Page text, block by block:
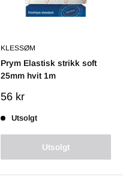
KLESSØM
Prym Elastisk strikk soft
25mm hvit 1m
Salgs
56 kr
Utsolgt
Utsolgt